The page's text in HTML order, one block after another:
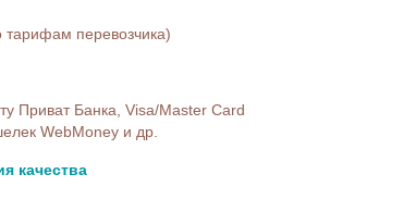
перевозчика)
Приват Банка, Visa/Master Card
WebMoney и др.
качества